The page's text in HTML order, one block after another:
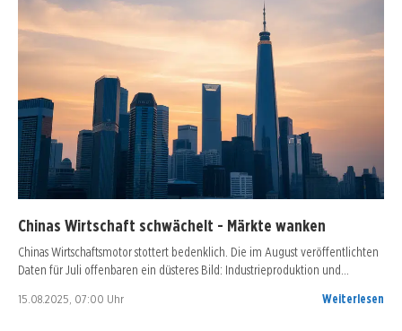
Chinas Wirtschaft schwächelt - Märkte wanken
Chinas Wirtschaftsmotor stottert bedenklich. Die im August veröffentlichten
Daten für Juli offenbaren ein düsteres Bild: Industrieproduktion und…
15.08.2025, 07:00 Uhr Weiterlesen